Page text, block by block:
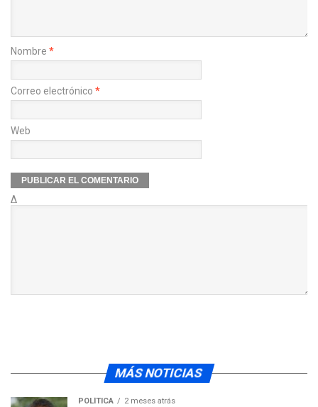
Nombre *
Correo electrónico *
Web
Δ
MÁS NOTICIAS
POLÍTICA 2 meses atrás